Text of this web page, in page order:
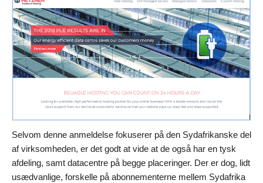
Selvom denne anmeldelse fokuserer på den Sydafrikanske del
af virksomheden, er det godt at vide at de også har en tysk
afdeling, samt datacentre på begge placeringer. Der er dog, lidt
usædvanlige, forskelle på abonnementerne mellem Sydafrika